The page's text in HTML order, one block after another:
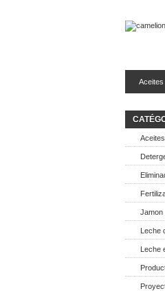
Aceites
Aceites
Jamon
Leche
Leche